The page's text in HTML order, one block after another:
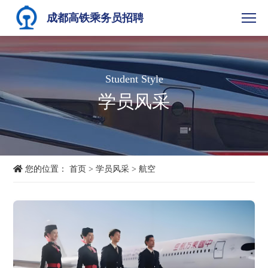
成都高铁乘务员招聘
Student Style
学员风采
您的位置：首页 >学员风采 >航空